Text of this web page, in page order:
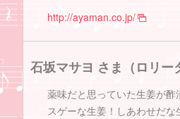
http://ayaman.co.jp/
石坂マサヨ さま（ロリー
薬味だと思っていた生姜が
スゲーな生姜！しあわせだな